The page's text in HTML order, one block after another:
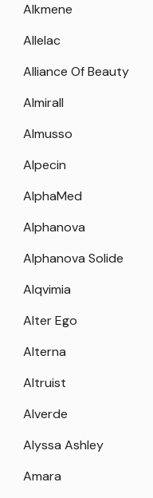
Alkmene
Allelac
Alliance Of Beauty
Almirall
Almusso
Alpecin
AlphaMed
Alphanova
Alphanova Solide
Alqvimia
Alter Ego
Alterna
Altruist
Alverde
Alyssa Ashley
Amara